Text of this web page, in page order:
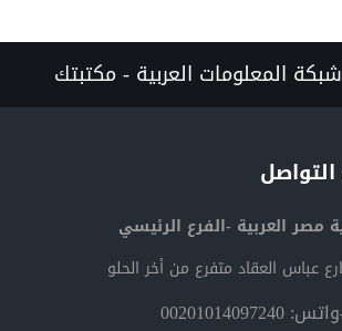
شبكة المعلومات العربية - مكتبتك
التواصل
مصر العربية -الفرع الرئيسي
عباس العقاد متفرع من أخر الحلو